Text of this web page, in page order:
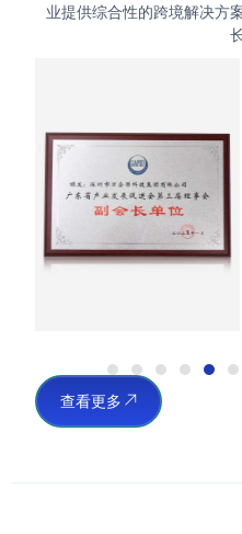
业提供综合性的跨境解决方
查看更多